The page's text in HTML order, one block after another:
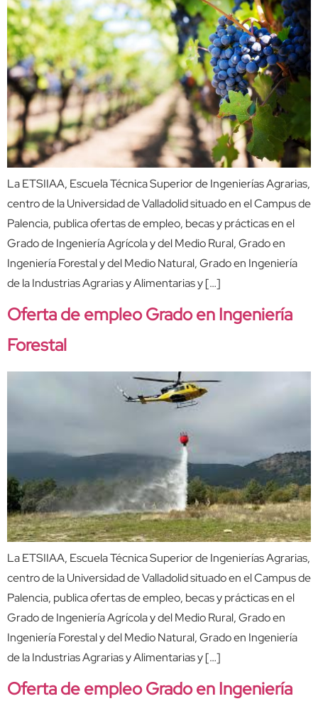
La ETSIIAA, Escuela Técnica Superior de Ingenierías Agrarias,
centro de la Universidad de Valladolid situado en el Campus de
Palencia, publica ofertas de empleo, becas y prácticas en el
Grado de Ingeniería Agrícola y del Medio Rural, Grado en
Ingeniería Forestal y del Medio Natural, Grado en Ingeniería
de la Industrias Agrarias y Alimentarias y […]
Oferta de empleo Grado en Ingeniería
Forestal
La ETSIIAA, Escuela Técnica Superior de Ingenierías Agrarias,
centro de la Universidad de Valladolid situado en el Campus de
Palencia, publica ofertas de empleo, becas y prácticas en el
Grado de Ingeniería Agrícola y del Medio Rural, Grado en
Ingeniería Forestal y del Medio Natural, Grado en Ingeniería
de la Industrias Agrarias y Alimentarias y […]
Oferta de empleo Grado en Ingeniería